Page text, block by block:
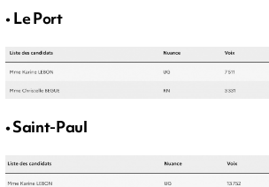
•Le Port
• Saint-Paul